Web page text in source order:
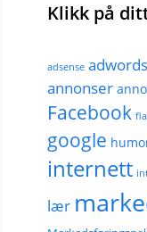
Klikk på
adsense adwords
annonser
Facebook
google
internett
lær